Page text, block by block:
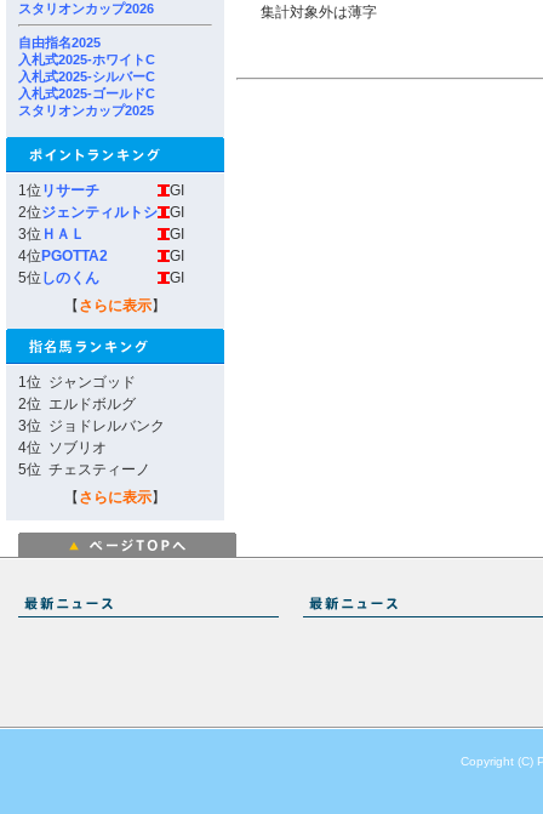
スタリオンカップ2026
自由指名2025
入札式2025-ホワイトC
入札式2025-シルバーC
入札式2025-ゴールドC
スタリオンカップ2025
1位 リサーチ
GI
2位ジェンティルトシ
GI
3位 ＨＡＬ
GI
4位 PGOTTA2
GI
5位 しのくん
GI
【 さらに表示】
1位 ジャンゴッド
2位 エルドボルグ
3位 ジョドレルバンク
4位 ソブリオ
5位 チェスティーノ
【 さらに表示】
集計対象外は薄字
Copyright (C)